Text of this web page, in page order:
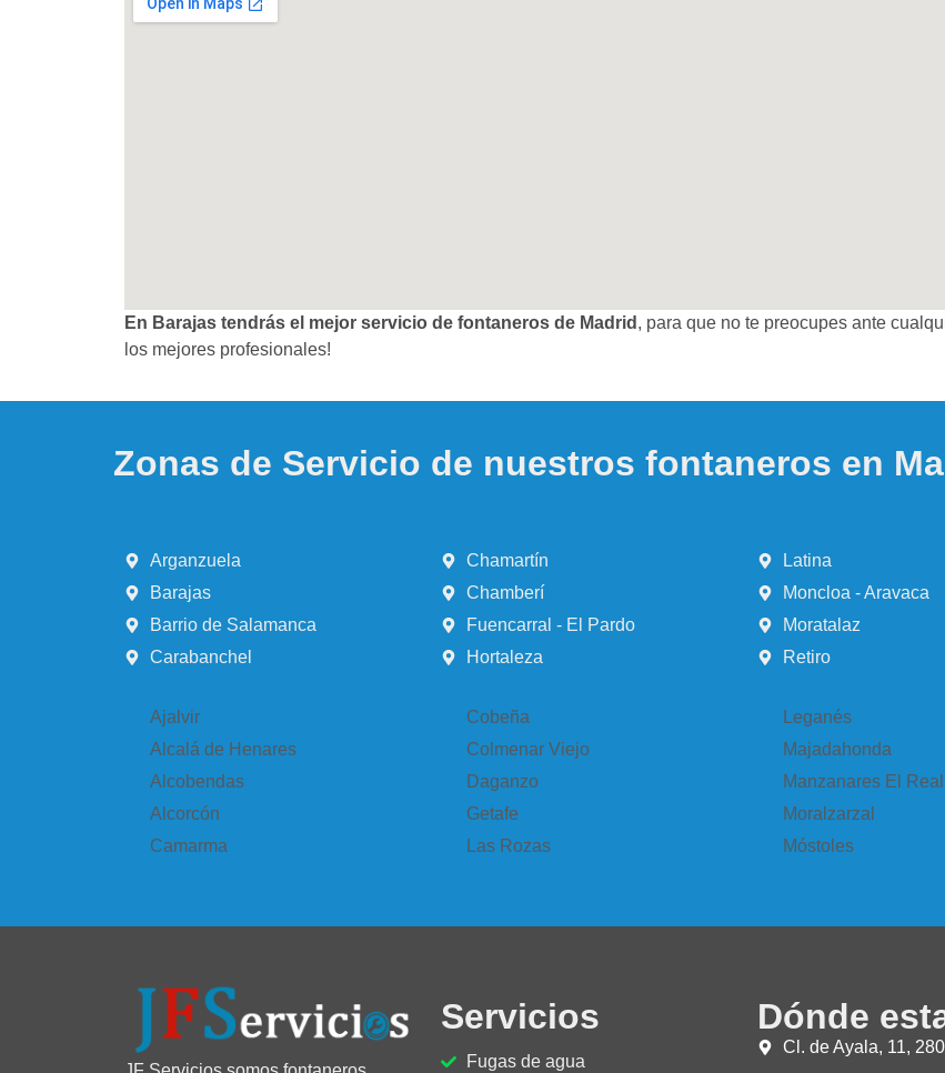
En Barajas tendrás el mejor servicio de fontaneros de Madrid , para que no te preocupes ante
los mejores profesionales!
Zonas de Servicio de nuestros fontaneros en
Arganzuela
Barajas
Barrio de Salamanca
Carabanchel
Chamartín
Chamberí
Fuencarral - El Pardo
Hortaleza
Latina
Moncloa - Aravaca
Moratalaz
Retiro
Ajalvir
Alcalá de Henares
Alcobendas
Alcorcón
Camarma
Cobeña
Colmenar Viejo
Daganzo
Getafe
Las Rozas
Leganés
Majadahonda
Manzanares El Real
Moralzarzal
Móstoles
Servicios
Fugas de agua
Dónde
Cl. de Ayala, 11,